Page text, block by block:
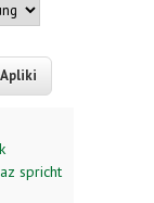
spricht